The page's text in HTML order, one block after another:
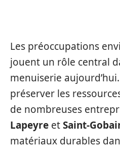
Les préoccupations
jouent un rôle central
menuiserie
préserver les
de nombreuses
Lapeyre etSaint-
matériaux durables